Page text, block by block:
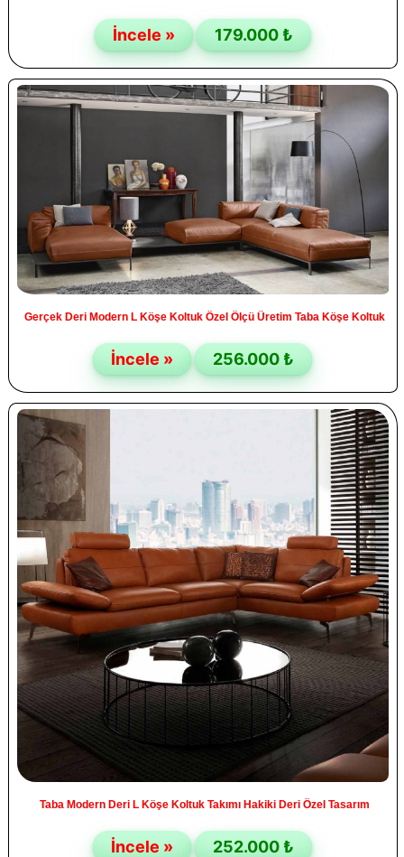
İncele » 179.000 ₺
Gerçek Deri Modern L Köşe Koltuk Özel Ölçü Üretim Taba Köşe Koltuk
İncele » 256.000 ₺
Taba Modern Deri L Köşe Koltuk Takımı Hakiki Deri Özel Tasarım
İncele » 252.000 ₺